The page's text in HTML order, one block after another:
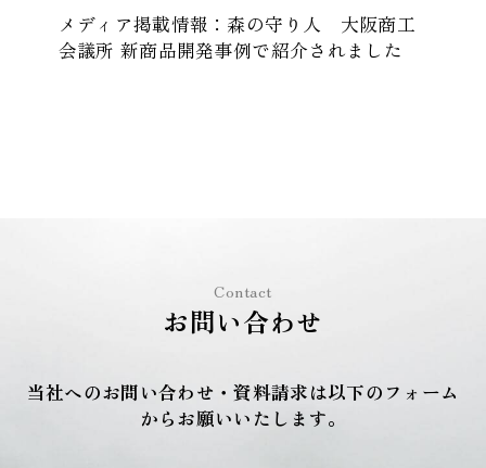
メディア掲載情報：森の守り人 大阪商工
会議所 新商品開発事例で紹介されました
Contact
お問い合わせ
当社へのお問い合わせ・資料請求は以下のフォーム
からお願いいたします。